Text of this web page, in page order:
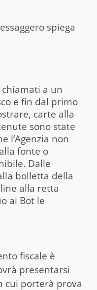
spiega
a un
e fin dal primo
carte alla
sono state
l’Agenzia non
fonte o
Dalle
bolletta della
alla retta
ai Bot le
fiscale è
presentarsi
cui porterà prova